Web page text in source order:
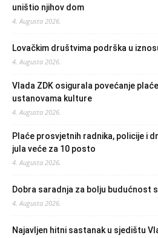
uništio njihov dom
4. Augusta 2026.
Lovačkim društvima podrška u
4. Augusta 2026.
Vlada ZDK osigurala povećanje
ustanovama kulture
4. Augusta 2026.
Plaće prosvjetnih radnika, policije i
jula veće za 10 posto
4. Augusta 2026.
Dobra saradnja za bolju budućnost
4. Augusta 2026.
Najavljen hitni sastanak u sjedištu